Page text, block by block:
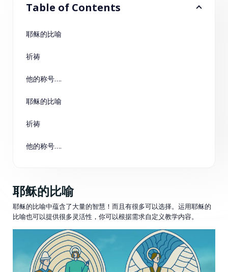
Table of Contents
耶稣的比喻
祈祷
他的称号….
耶稣的比喻
祈祷
他的称号….
耶稣的比喻
耶稣的比喻中蕴含了大量的智慧！而且有很多可以选择。运用耶稣的
比喻也可以提供很多灵活性，你可以根据需求自定义教学内容。